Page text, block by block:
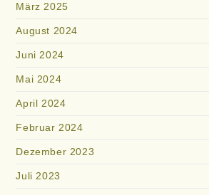
März 2025
August 2024
Juni 2024
Mai 2024
April 2024
Februar 2024
Dezember 2023
Juli 2023